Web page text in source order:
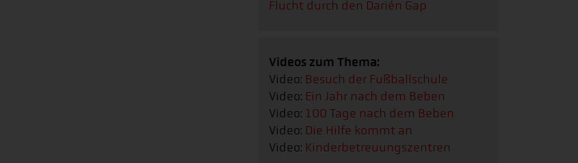
Flucht durch den Darién Gap
Videos zum Thema:
Video: Besuch der Fußballschule
Video: Ein Jahr nach dem Beben
Video: 100 Tage nach dem Beben
Video: Die Hilfe kommt an
Video: Kinderbetreuungszentren